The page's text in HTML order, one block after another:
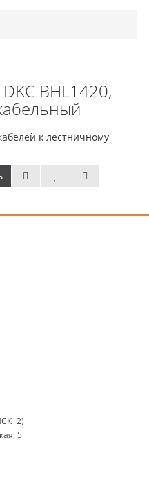
BHL1420,
к лестничному
5